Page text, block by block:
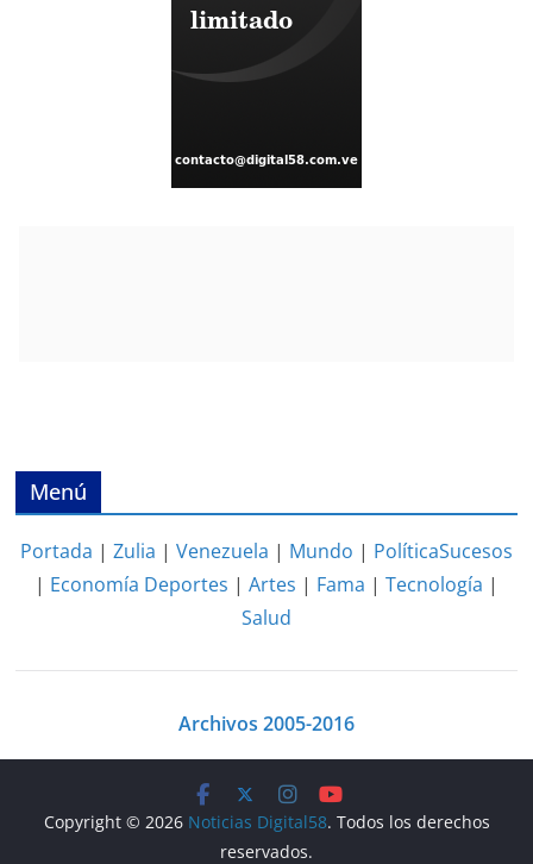
Menú
Portada | Zulia | Venezuela | Mundo | PolíticaSucesos
| Economía Deportes | Artes | Fama | Tecnología |
Salud
Archivos 2005-2016
Copyright © 2026 Noticias Digital58. Todos los derechos
reservados.